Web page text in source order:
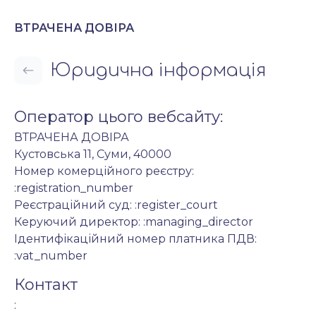
ВТРАЧЕНА ДОВІРА
Юридична інформація
Оператор цього вебсайту:
ВТРАЧЕНА ДОВІРА
Кустовська 11, Суми, 40000
Номер комерційного реєстру:
:registration_number
Реєстраційний суд: :register_court
Керуючий директор: :managing_director
Ідентифікаційний номер платника ПДВ:
:vat_number
Контакт
: